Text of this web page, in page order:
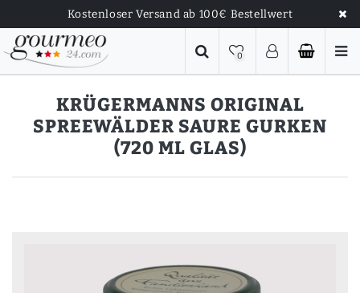
Kostenloser Versand ab 100€ Bestellwert
0
KRÜGERMANNS ORIGINAL
SPREEWÄLDER SAURE GURKEN
(720 ML GLAS)